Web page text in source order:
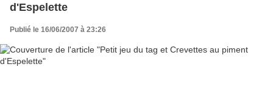
d'Espelette
Publié le 16/06/2007 à 23:26